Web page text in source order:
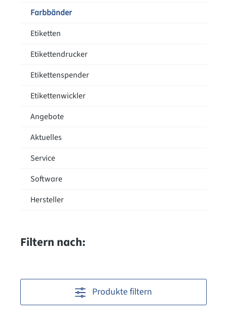
Farbbänder
Etiketten
Etikettendrucker
Etikettenspender
Etikettenwickler
Angebote
Aktuelles
Service
Software
Hersteller
Filtern nach:
Produkte filtern